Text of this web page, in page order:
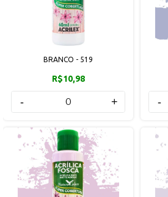
BRANCO - 519
R$10,98
- + -